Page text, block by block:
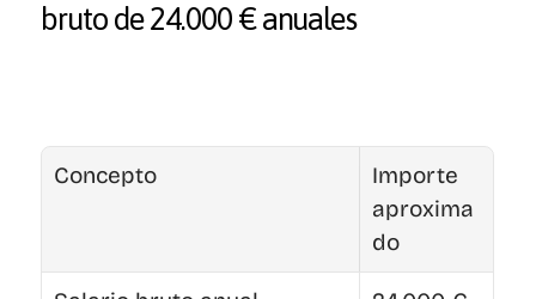
bruto de 24.000 € anuales
Concepto
Importe
aproxima
do